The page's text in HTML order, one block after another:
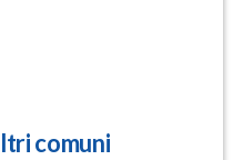
comuni